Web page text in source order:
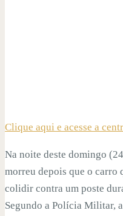
Clique aqui e acesse a
Na noite deste domingo
morreu depois que o carro
colidir contra um poste
Segundo a Polícia Militar,